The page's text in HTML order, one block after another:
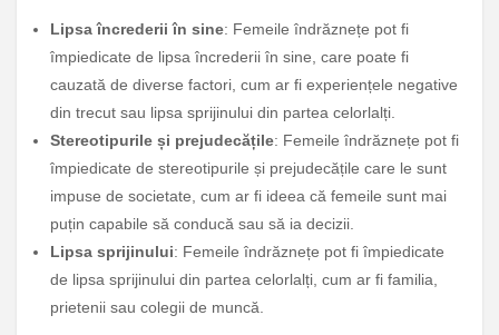
Lipsa încrederii în sine: Femeile îndrăznețe pot fi
împiedicate de lipsa încrederii în sine, care poate fi
cauzată de diverse factori, cum ar fi experiențele negative
din trecut sau lipsa sprijinului din partea celorlalți.
Stereotipurile și prejudecățile: Femeile îndrăznețe pot fi
împiedicate de stereotipurile și prejudecățile care le sunt
impuse de societate, cum ar fi ideea că femeile sunt mai
puțin capabile să conducă sau să ia decizii.
Lipsa sprijinului: Femeile îndrăznețe pot fi împiedicate
de lipsa sprijinului din partea celorlalți, cum ar fi familia,
prietenii sau colegii de muncă.